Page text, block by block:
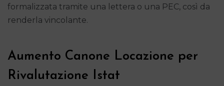
formalizzata tramite una lettera o una PEC, così da
renderla vincolante.
Aumento Canone Locazione per
Rivalutazione Istat